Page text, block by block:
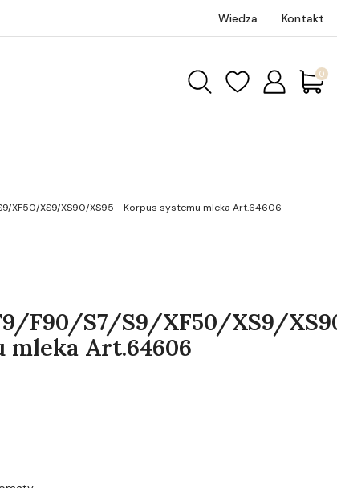
Wiedza Kontakt
XF50/XS9/XS90/XS95 - Korpus systemu mleka Art.64606
F90/S7/S9/XF50/XS9/
mleka Art.64606